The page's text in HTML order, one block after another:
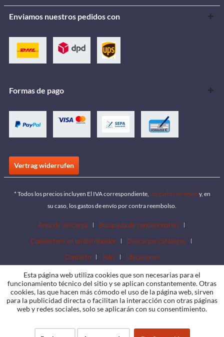
Enviamos nuestros pedidos con
Formas de pago
Vertrag widerrufen
* Todos los precios incluyen El IVA correspondiente, los gastos de envío y, en
su caso, los gastos de envío por contra reembolso.
Área de descarga
Búsqueda de concesionarios
Conviértete en un distribuidor
Descargar catálogos
Contacto
Jobs Ubicaciones
Esta página web utiliza cookies que son necesarias para el
funcionamiento técnico del sitio y se aplican constantemente. Otras
cookies, las que hacen más cómodo el uso de la página web, sirven
para la publicidad directa o facilitan la interacción con otras páginas
web y redes sociales, solo se aplicarán con su consentimiento.